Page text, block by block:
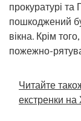
прокуратурі
пошкоджений
вікна. Крім
пожежно-
Читайте
екстренки на